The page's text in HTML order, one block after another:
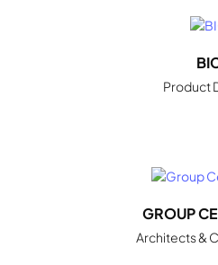
Product
GROUP
Architects &